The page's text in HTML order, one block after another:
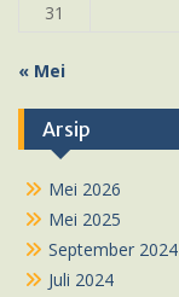
31
« Mei
Arsip
Mei 2026
Mei 2025
September 2024
Juli 2024